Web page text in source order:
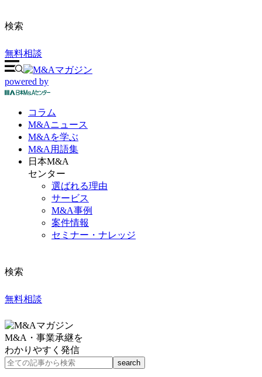
検索
無料相談
powered by
コラム
M&Aニュース
M&Aを学ぶ
M&A 用語集
日本M&A
センター
選ばれる理由
サービス
M&A事例
案件情報
セミナー・ナレッジ
検索
無料相談
M&A・事業承継を
わかりやすく発信